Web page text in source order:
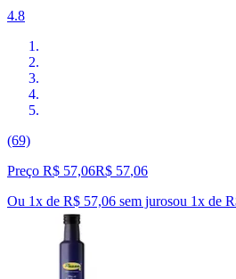
4.8
(69)
Preço R$ 57,06R$ 57,06
Ou 1x de R$ 57,06 sem jurosou 1x de